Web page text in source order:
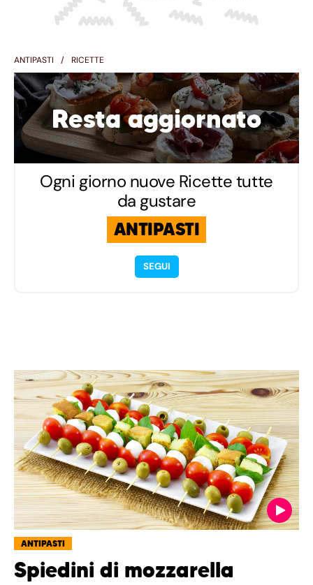
ANTIPASTI RICETTE
Resta aggiornato
Ogni giorno nuove Ricette tutte
da gustare
ANTIPASTI
SEGUI
ANTIPASTI
Spiedini di mozzarella